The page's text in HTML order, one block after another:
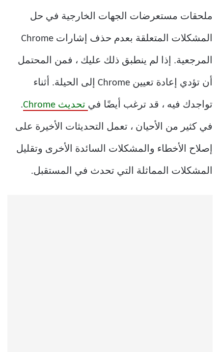
ملحقات مستعرضات الجهات الخارجية في حل
المشكلات المتعلقة بعدم حذف إشارات Chrome
المرجعية. إذا لم ينطبق ذلك عليك ، فمن المحتمل
أن تؤدي إعادة تعيين Chrome إلى الحيلة. أثناء
تواجدك فيه ، قد ترغب أيضًا في تحديث Chrome .
في كثير من الأحيان ، تعمل التحديثات الأخيرة على
إصلاح الأخطاء والمشكلات السائدة الأخرى وتقليل
المشكلات المماثلة التي تحدث في المستقبل.